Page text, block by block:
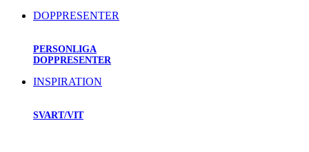
DOPPRESENTER
PERSONLIGA
DOPPRESENTER
INSPIRATION
SVART/VIT